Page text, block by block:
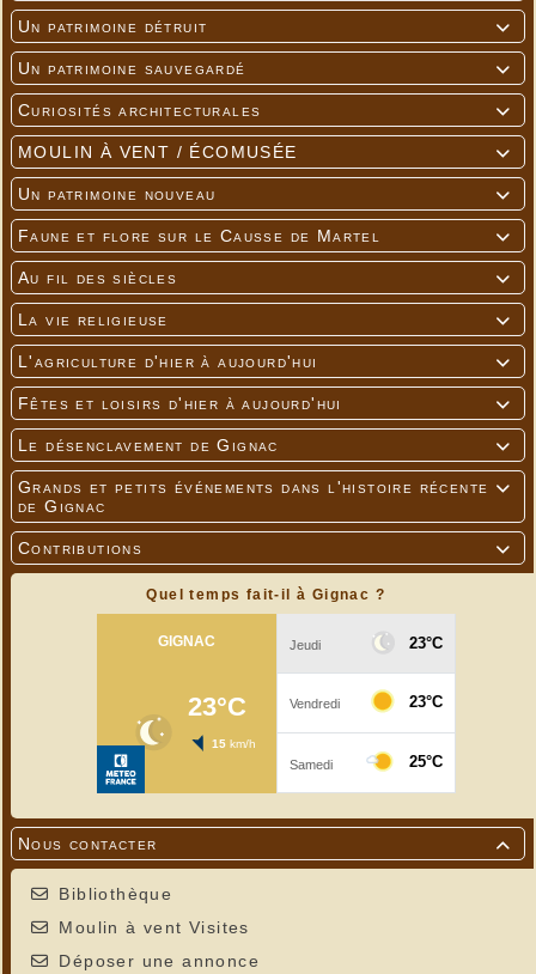

Un patrimoine détruit

Un patrimoine sauvegardé

Curiosités architecturales

MOULIN À VENT / ÉCOMUSÉE

Un patrimoine nouveau

Faune et flore sur le Causse de Martel

Au fil des siècles

La vie religieuse

L'agriculture d'hier à aujourd'hui

Fêtes et loisirs d'hier à aujourd'hui

Le désenclavement de Gignac

Grands et petits événements dans l'histoire récente
de Gignac

Contributions
Quel temps fait-il à Gignac ?

Nous contacter
Bibliothèque
Moulin à vent Visites
Déposer une annonce